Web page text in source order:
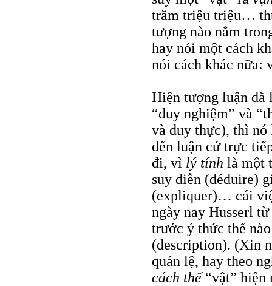
trăm triệu triệu…
tượng nào nằm
hay nói một cách
nói cách khác nữa:
Hiện tượng luận đã
“duy nghiệm” và
và duy thực), thì
đến luận cứ trực
đi, vì lý tính là một
suy diễn (déduire)
(expliquer)… cái
ngày nay Husserl
trước ý thức thế
(description). (Xin
quán lệ, hay theo
cách thế“vật”